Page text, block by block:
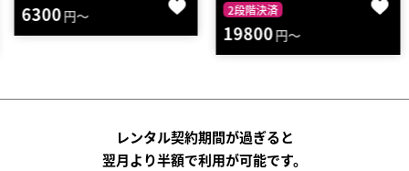
6300円～ 2段階決済
19800円～
レンタル契約期間が過ぎると
翌月より半額で利用が可能です。